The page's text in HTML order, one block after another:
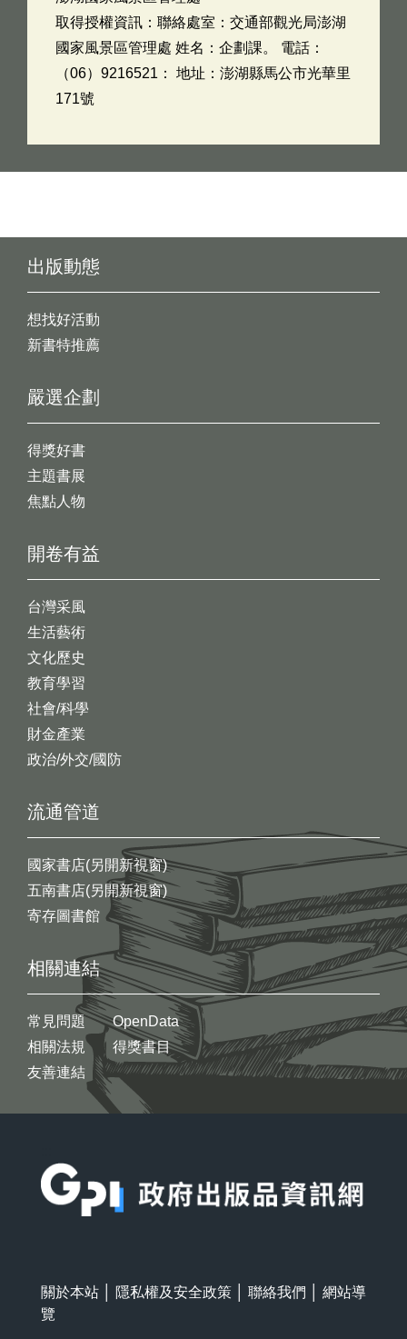
取得授權資訊：聯絡處室：交通部觀光局澎湖
國家風景區管理處 姓名：企劃課。 電話：
（06）9216521： 地址：澎湖縣馬公市光華里
171號
出版動態
想找好活動
新書特推薦
開卷有益
台灣采風
生活藝術
文化歷史
教育學習
社會/科學
財金產業
政治/外交/國防
嚴選企劃
得獎好書
主題書展
焦點人物
流通管道
國家書店(另開新視窗)
五南書店(另開新視窗)
寄存圖書館
相關連結
常見問題
相關法規
友善連結
OpenData
得獎書目
關於本站 隱私權及安全政策 聯絡我們
網站導
覽